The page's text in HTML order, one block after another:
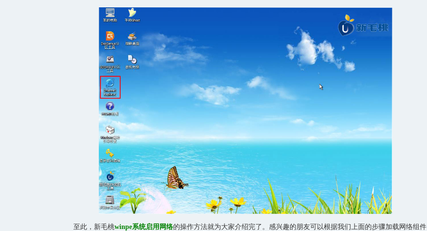
至此，新毛桃winpe系统启用网络的操作方法就为大家介绍完了。感兴趣的朋友可以根据我们上面的步骤加载网络组件